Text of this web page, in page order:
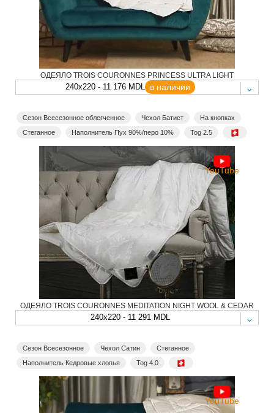
ОДЕЯЛО TROIS COURONNES PRINCESS ULTRA LIGHT
240x220 - 11 176 MDL в наличии
Сезон Всесезонное облегченное Чехол Батист
На кнопках
Стеганное
Наполнитель Пух 90%/перо 10% Tog 2.5
YouTube
ОДЕЯЛО TROIS COURONNES MEDITATION NIGHT WOOL & CEDAR
240x220 - 11 291 MDL
Сезон Всесезонное Чехол Сатин
Стеганное
Наполнитель Кедровые хлопья
Tog 4.0
YouTube